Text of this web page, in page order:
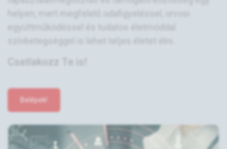
Csatlakozz Te is!
Belépek!